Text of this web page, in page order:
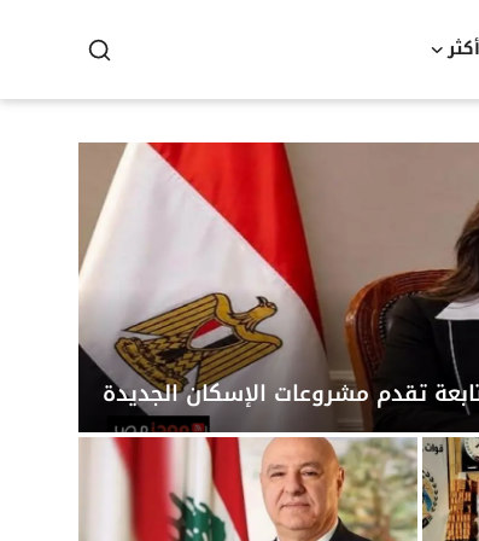
أكثر
تقدم مشروعات الإسكان الجديدة